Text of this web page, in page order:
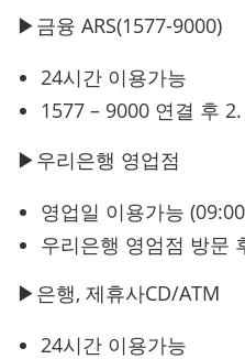
▶금융 ARS(1577-9000)
24시간 이용가능
1577 – 9000 연결 후
▶우리은행 영업점
영업일 이용가능
우리은행 영엄점 방문
▶은행, 제휴사CD/ATM
24시간 이용가능